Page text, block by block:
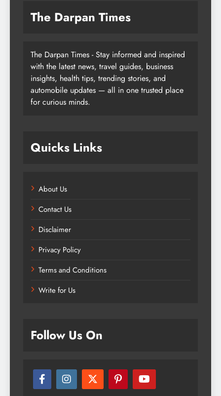
The Darpan Times
The Darpan Times - Stay informed and inspired
with the latest news, travel guides, business
insights, health tips, trending stories, and
automobile updates — all in one trusted place
for curious minds.
Quicks Links
About Us
Contact Us
Disclaimer
Privacy Policy
Terms and Conditions
Write for Us
Follow Us On